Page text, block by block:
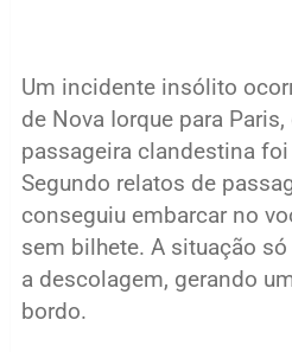
Um incidente insólito
de Nova Iorque para
passageira clandestina
Segundo relatos de
conseguiu embarcar no
sem bilhete. A situação
a descolagem, gerando
bordo.